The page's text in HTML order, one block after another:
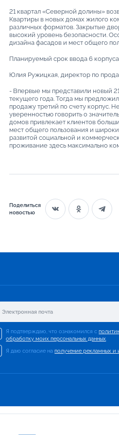
21 квартал «Северной долины»
Квартиры в новых домах жилого
различных форматов. Закрытые
высокий уровень безопасности.
дизайна фасадов и мест общего
Планируемый срок ввода 6 корпуса
Юлия Ружицкая, директор по
- Впервые мы представили новый
текущего года. Тогда мы
продажу третий по счету корпус.
уверенностью говорить о
домов привлекает клиентов
мест общего пользования и
развитой социальной и
проживание здесь максимально
Поделиться
новостью
Я подтверждаю, что ознакомился с
обработку моих персональных данных
Я даю согласие наполучение рекламных